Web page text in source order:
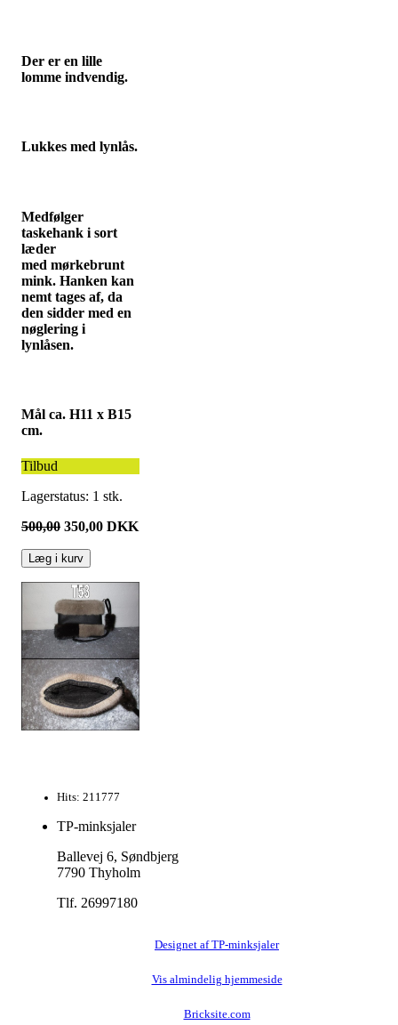
Der er en lille
lomme indvendig.
Lukkes med lynlås.
Medfølger
taskehank i sort
læder
med mørkebrunt
mink. Hanken kan
nemt tages af, da
den sidder med en
nøglering i
lynlåsen.
Mål ca. H11 x B15
cm.
Tilbud
Lagerstatus: 1 stk.
500,00 350,00 DKK
Læg i kurv
Hits: 211777
TP-minksjaler
Ballevej 6, Søndbjerg
7790 Thyholm
Tlf. 26997180
Designet af TP-minksjaler
Vis almindelig hjemmeside
Bricksite.com